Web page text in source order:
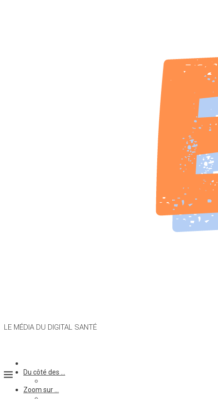
LE MÉDIA DU DIGITAL SANTÉ
Du côté des …
Zoom sur …